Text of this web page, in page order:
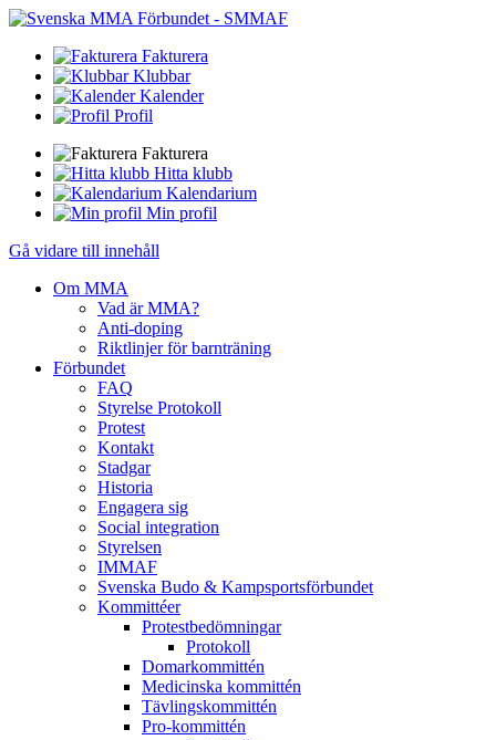
Fakturera
Klubbar
Kalender
Profil
Fakturera
Hitta klubb
Kalendarium
Min profil
Gå vidare till innehåll
Om MMA
Vad är MMA?
Anti-doping
Riktlinjer för barnträning
Förbundet
FAQ
Styrelse Protokoll
Protest
Kontakt
Stadgar
Historia
Engagera sig
Social integration
Styrelsen
IMMAF
Svenska Budo & Kampsportsförbundet
Kommittéer
Protestbedömningar
Protokoll
Domarkommittén
Medicinska kommittén
Tävlingskommittén
Pro-kommittén